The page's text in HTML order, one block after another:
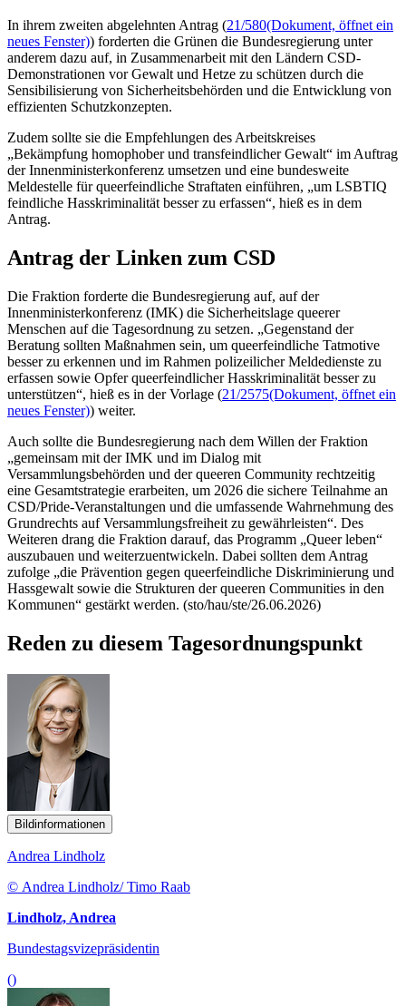
In ihrem zweiten abgelehnten Antrag (21/580(Dokument, öffnet ein
neues Fenster)) forderten die Grünen die Bundesregierung unter
anderem dazu auf, in Zusammenarbeit mit den Ländern CSD-
Demonstrationen vor Gewalt und Hetze zu schützen durch die
Sensibilisierung von Sicherheitsbehörden und die Entwicklung von
effizienten Schutzkonzepten.
Zudem sollte sie die Empfehlungen des Arbeitskreises
„Bekämpfung homophober und transfeindlicher Gewalt“ im Auftrag
der Innenministerkonferenz umsetzen und eine bundesweite
Meldestelle für queerfeindliche Straftaten einführen, „um LSBTIQ
feindliche Hasskriminalität besser zu erfassen“, hieß es in dem
Antrag.
Antrag der Linken zum CSD
Die Fraktion forderte die Bundesregierung auf, auf der
Innenministerkonferenz (IMK) die Sicherheitslage queerer
Menschen auf die Tagesordnung zu setzen. „Gegenstand der
Beratung sollten Maßnahmen sein, um queerfeindliche Tatmotive
besser zu erkennen und im Rahmen polizeilicher Meldedienste zu
erfassen sowie Opfer queerfeindlicher Hasskriminalität besser zu
unterstützen“, hieß es in der Vorlage (21/2575(Dokument, öffnet ein
neues Fenster)) weiter.
Auch sollte die Bundesregierung nach dem Willen der Fraktion
„gemeinsam mit der IMK und im Dialog mit
Versammlungsbehörden und derqueeren Community rechtzeitig
eine Gesamtstrategie erarbeiten, um 2026 die sichere Teilnahme an
CSD/Pride-Veranstaltungen und die umfassende Wahrnehmung des
Grundrechts auf Versammlungsfreiheit zu gewährleisten“. Des
Weiteren drang die Fraktion darauf, das Programm „Queerleben“
auszubauen und weiterzuentwickeln. Dabei sollten dem Antrag
zufolge „die Prävention gegen queerfeindliche Diskriminierung und
Hassgewalt sowie die Strukturen derqueeren Communities in den
Kommunen“ gestärkt werden. (sto/hau/ste/26.06.2026)
Reden zu diesem Tagesordnungspunkt
Bildinformationen
Andrea Lindholz
© Andrea Lindholz/ Timo Raab
Lindholz, Andrea
Bundestagsvizepräsidentin
()